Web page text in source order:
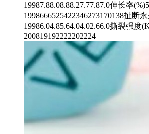
19987.88.08.88.27.77.87.0伸长率
1998666525422346273170138扯断
19986.04.85.64.04.02.66.0撕裂强度
200819192222202224